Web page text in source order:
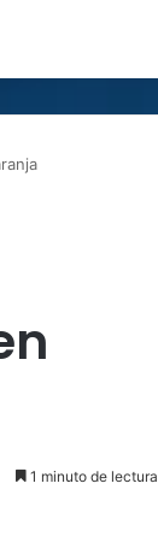
1 minuto de lectura